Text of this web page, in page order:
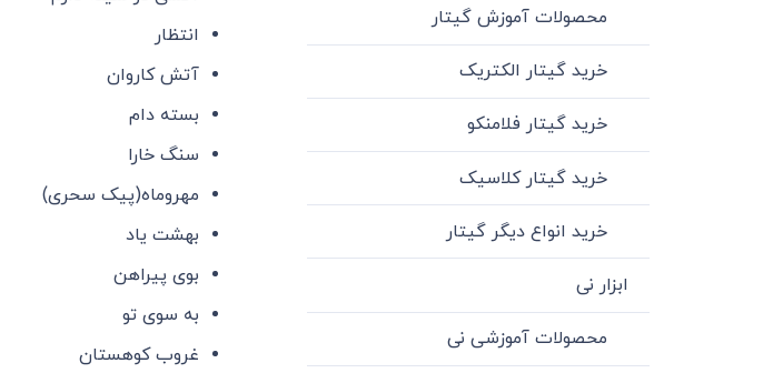
انتظار
آتش کاروان
بسته دام
سنگ خارا
مهروماه(پیک سحری)
بهشت یاد
بوی پیراهن
به سوی تو
غروب کوهستان
محصولات آموزش گیتار
خرید گیتار الکتریک
خرید گیتار فلامنکو
خرید گیتار کلاسیک
خرید انواع دیگر گیتار
ابزار نی
محصولات آموزشی نی